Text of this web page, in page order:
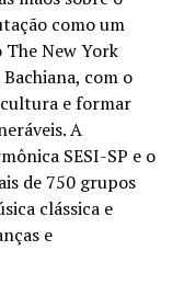
como um
The New York
com o
e formar
A
SESI-SP e o
de 750 grupos
clássica e
e